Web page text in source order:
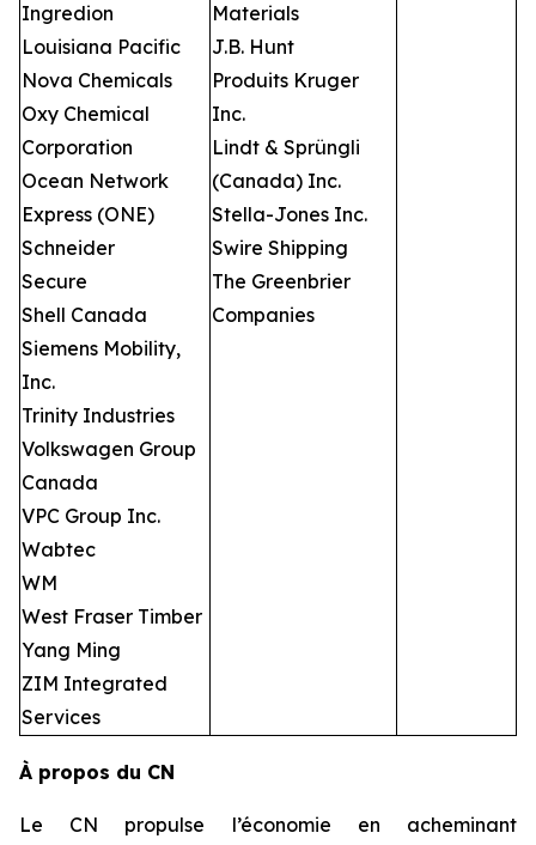
Ingredion
Louisiana Pacific
Nova Chemicals
Oxy Chemical
Corporation
Ocean Network
Express (ONE)
Schneider
Secure
Shell Canada
Siemens Mobility,
Inc.
Trinity Industries
Volkswagen Group
Canada
VPC Group Inc.
Wabtec
WM
West Fraser Timber
Yang Ming
ZIM Integrated
Services
Materials
J.B. Hunt
Produits Kruger
Inc.
Lindt & Sprüngli
(Canada) Inc.
Stella-Jones Inc.
Swire Shipping
The Greenbrier
Companies
À propos du CN
Le CN propulse l’économie en acheminant